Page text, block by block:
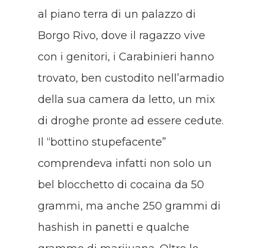
al piano terra di un palazzo di
Borgo Rivo, dove il ragazzo vive
con i genitori, i Carabinieri hanno
trovato, ben custodito nell’armadio
della sua camera da letto, un mix
di droghe pronte ad essere cedute.
Il “bottino stupefacente”
comprendeva infatti non solo un
bel blocchetto di cocaina da 50
grammi, ma anche 250 grammi di
hashish in panetti e qualche